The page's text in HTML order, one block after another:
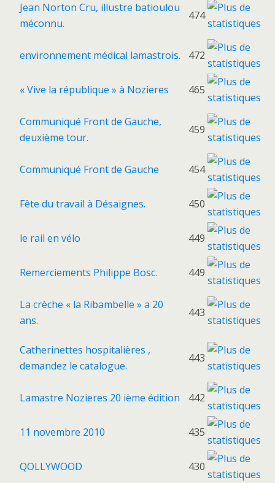
Jean Norton Cru, illustre batioulou
méconnu.
474
environnement médical lamastrois. 472
« Vive la république » à Nozieres 465
Communiqué Front de Gauche,
deuxième tour.
459
Communiqué Front de Gauche 454
Fête du travail à Désaignes. 450
le rail en vélo 449
Remerciements Philippe Bosc. 449
La crèche « la Ribambelle » a 20
ans.
443
Catherinettes hospitalières ,
demandez le catalogue.
443
Lamastre Nozieres 20 ième édition 442
11 novembre 2010 435
QOLLYWOOD 430